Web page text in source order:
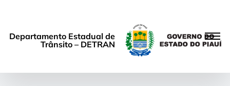
Departamento Estadual de
Trânsito – DETRAN